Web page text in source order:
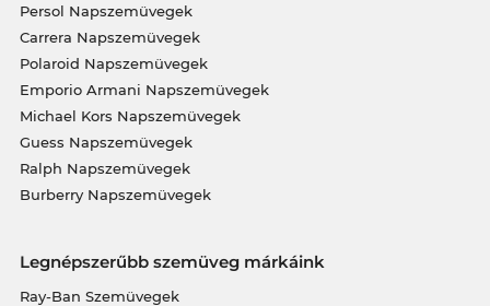
Persol Napszemüvegek
Carrera Napszemüvegek
Polaroid Napszemüvegek
Emporio Armani Napszemüvegek
Michael Kors Napszemüvegek
Guess Napszemüvegek
Ralph Napszemüvegek
Burberry Napszemüvegek
Legnépszerűbb szemüveg márkáink
Ray-Ban Szemüvegek